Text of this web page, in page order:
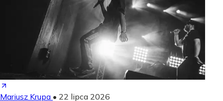
Mariusz Krupa • 22 lipca 2026